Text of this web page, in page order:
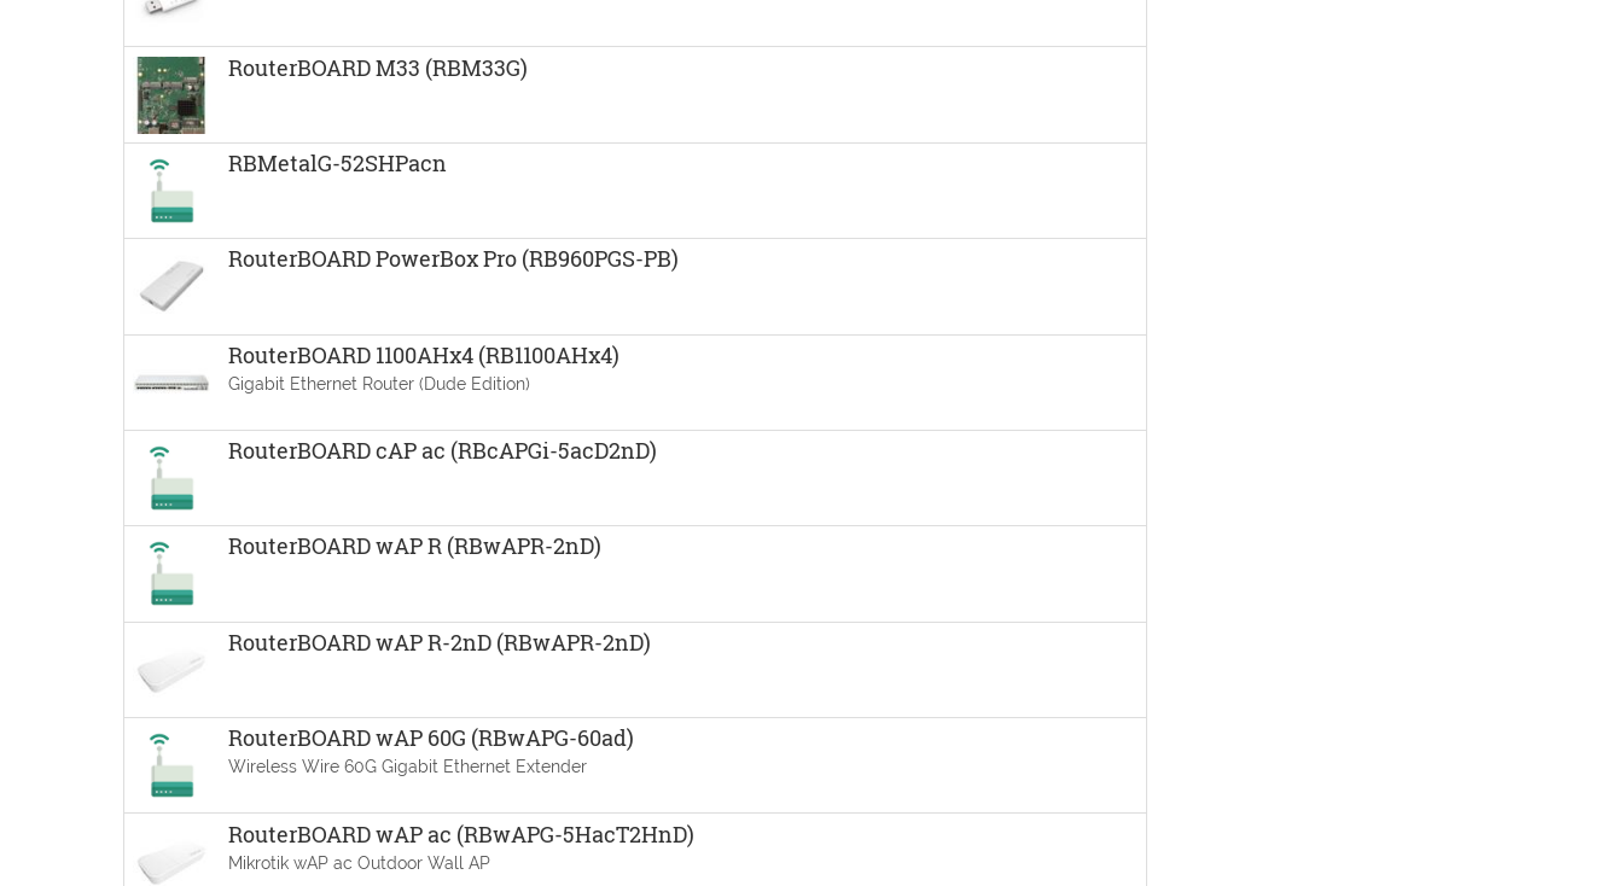
RouterBOARD M33 (RBM33G)
RBMetalG-52SHPacn
RouterBOARD PowerBox Pro (RB960PGS-PB)
RouterBOARD 1100AHx4 (RB1100AHx4)
Gigabit Ethernet Router (Dude Edition)
RouterBOARD cAP ac (RBcAPGi-5acD2nD)
RouterBOARD wAP R (RBwAPR-2nD)
RouterBOARD wAP R-2nD (RBwAPR-2nD)
RouterBOARD wAP 60G (RBwAPG-60ad)
Wireless Wire 60G Gigabit Ethernet Extender
RouterBOARD wAP ac (RBwAPG-5HacT2HnD)
Mikrotik wAP ac Outdoor Wall AP